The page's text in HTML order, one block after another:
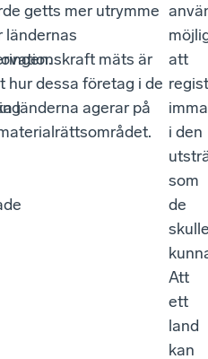
getts mer utrymme
ländernas
mäts är
hur dessa företag i de
länderna agerar på
att
i den
som
de
Att
ett
land
kan